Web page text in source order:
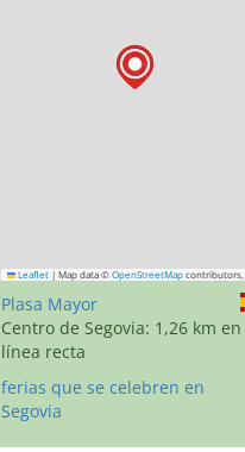
Leaflet | Map data © OpenStreetMap contributors,
Plasa Mayor
Centro de Segovia: 1,26 km en
línea recta
ferias que se celebren en
Segovia